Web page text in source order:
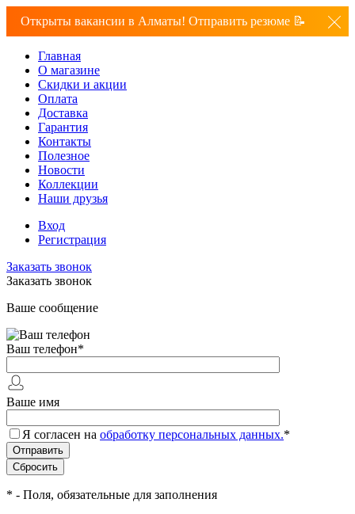
Открыты вакансии в Алматы! Отправить резюме 📝
Главная
О магазине
Скидки и акции
Оплата
Доставка
Гарантия
Контакты
Полезное
Новости
Коллекции
Наши друзья
Вход
Регистрация
Заказать звонок
Заказать звонок
Ваше сообщение
Ваш телефон*
Ваше имя
Я согласен на обработку персональных данных.*
* - Поля, обязательные для заполнения